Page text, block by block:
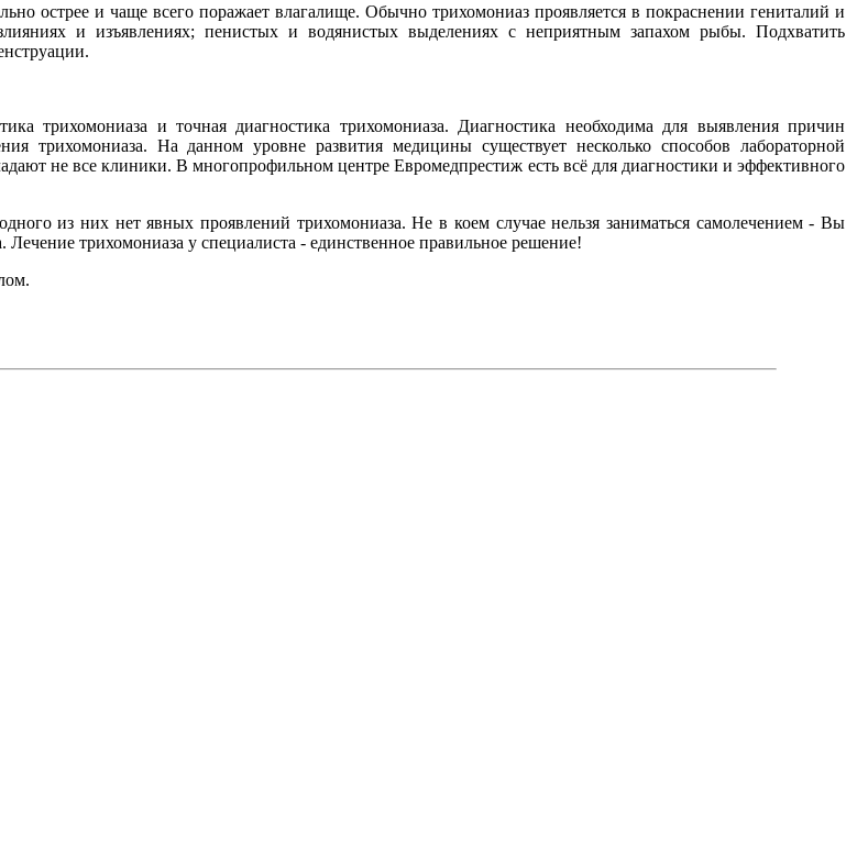
острее и чаще всего поражает влагалище. Обычно трихомониаз проявляется в покраснении гениталий и
и изъявлениях; пенистых и водянистых выделениях с неприятным запахом рыбы. Подхватить
трихомониаза и точная диагностика трихомониаза. Диагностика необходима для выявления причин
трихомониаза. На данном уровне развития медицины существует несколько способов лабораторной
не все клиники. В многопрофильном центре Евромедпрестиж есть всё для диагностики и эффективного
из них нет явных проявлений трихомониаза. Не в коем случае нельзя заниматься самолечением - Вы
трихомониаза у специалиста - единственное правильное решение!